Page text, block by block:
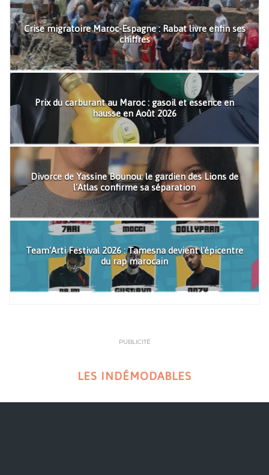
Crise migratoire Maroc-Espagne : Rabat livre enfin ses
chiffres
Prix du carburant au Maroc : gasoil et essence en
hausse en Août 2026
Divorce de Yassine Bounou: le gardien des Lions de
l'Atlas confirme sa séparation
Team'Arti Festival 2026 : Tamesna devient l'épicentre
du rap marocain
PUBLICITÉ
LES INDÉMODABLES